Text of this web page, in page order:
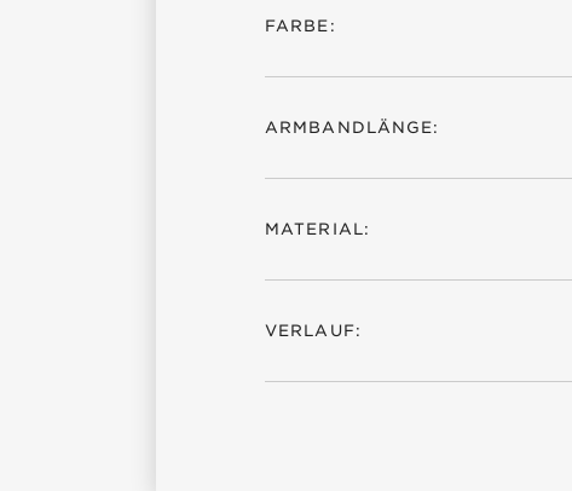
FARBE:
ARMBANDLÄNGE:
MATERIAL:
VERLAUF: